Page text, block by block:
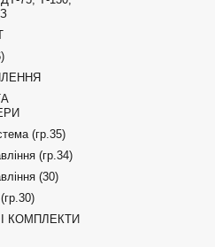
(гр.35)
(гр.34)
(30)
КОМПЛЕКТИ